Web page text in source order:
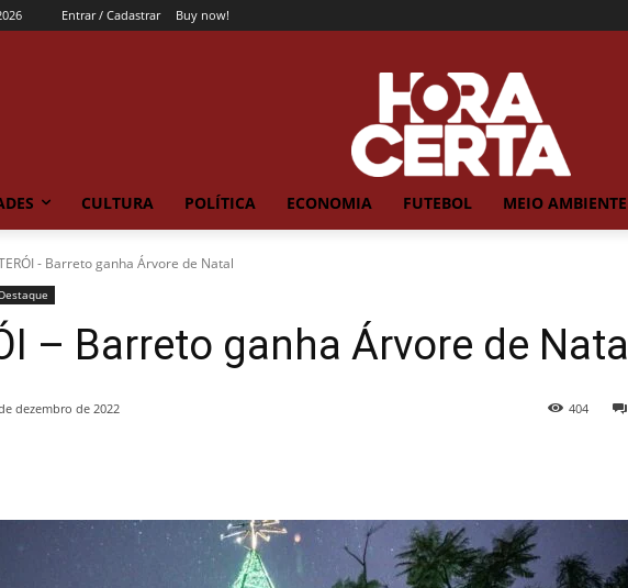
Entrar / Cadastrar Buy now!
CULTURA POLÍTICA ECONOMIA FUTEBOL MEIO AMBIENTE
- Barreto ganha Árvore de Natal
Destaque
– Barreto ganha Árvore de Natal
dezembro de 2022 404